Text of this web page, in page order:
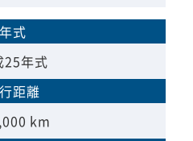
年式
25年式
距離
km